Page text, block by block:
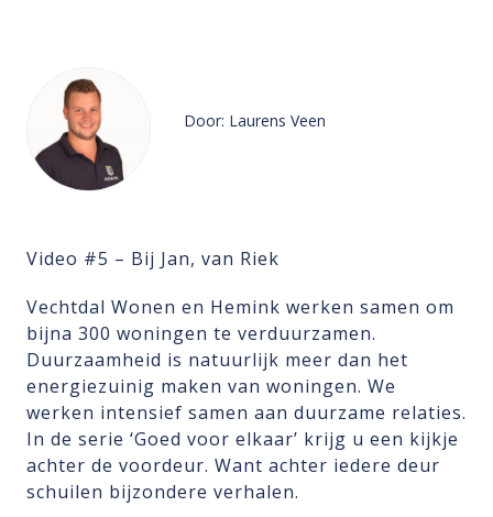
Door: Laurens Veen
Video #5 – Bij Jan, van Riek
Vechtdal Wonen en Hemink werken samen om
bijna 300 woningen te verduurzamen.
Duurzaamheid is natuurlijk meer dan het
energiezuinig maken van woningen. We
werken intensief samen aan duurzame relaties.
In de serie ‘Goed voor elkaar’ krijg u een kijkje
achter de voordeur. Want achter iedere deur
schuilen bijzondere verhalen.